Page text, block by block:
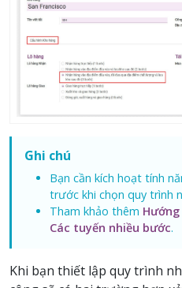
Ghi chú
Bạn cần kích hoạt tính
trước khi chọn quy trình
Tham khảo thêm
Các tuyến nhiều bước.
Khi bạn thiết lập quy trình